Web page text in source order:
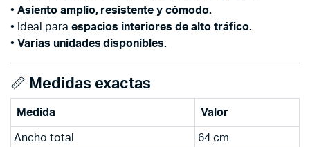
• Asiento amplio, resistente y cómodo.
• Ideal para espacios interiores de alto tráfico.
• Varias unidades disponibles.
📏 Medidas exactas
Medida Valor
Ancho total 64 cm